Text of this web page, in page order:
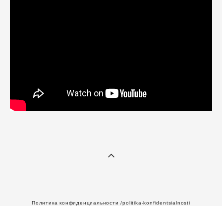
Политика конфиденциальности/politika-konfidentsialnosti